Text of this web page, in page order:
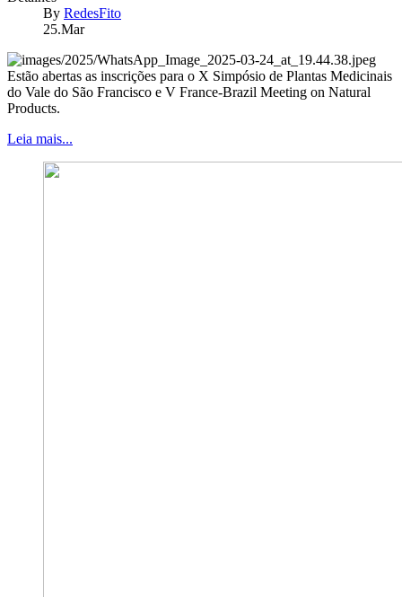
By RedesFito
25.Mar
Estão abertas as inscrições para o X Simpósio de Plantas Medicinais
do Vale do São Francisco e V France-Brazil Meeting on Natural
Products.
Leia mais...